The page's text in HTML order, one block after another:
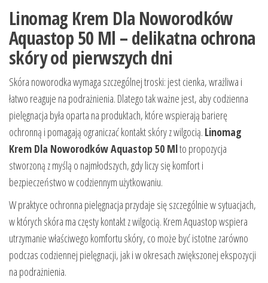
Linomag Krem Dla Noworodków
Aquastop 50 Ml – delikatna ochrona
skóry od pierwszych dni
Skóra noworodka wymaga szczególnej troski: jest cienka, wrażliwa i
łatwo reaguje na podrażnienia. Dlatego tak ważne jest, aby codzienna
pielęgnacja była oparta na produktach, które wspierają barierę
ochronną i pomagają ograniczać kontakt skóry z wilgocią. Linomag
Krem Dla Noworodków Aquastop 50 Mlto propozycja
stworzoną z myślą o najmłodszych, gdy liczy się komfort i
bezpieczeństwo w codziennym użytkowaniu.
W praktyce ochronna pielęgnacja przydaje się szczególnie w sytuacjach,
w których skóra ma częsty kontakt z wilgocią. Krem Aquastop wspiera
utrzymanie właściwego komfortu skóry, co może być istotne zarówno
podczas codziennej pielęgnacji, jak i w okresach zwiększonej ekspozycji
na podrażnienia.